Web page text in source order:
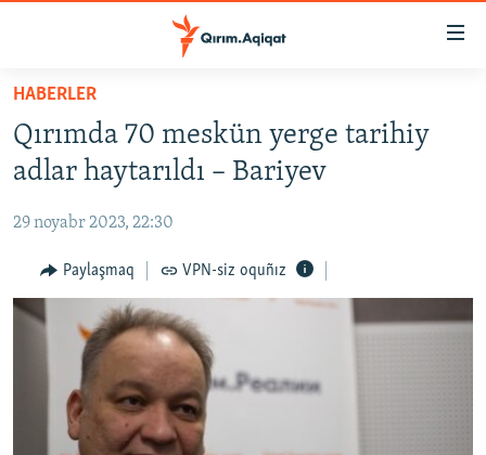
Esas
qaytmaq
Baş
qaytmaq
qaytmaq
HABERLER
SİYASET
İQTİSADİYAT
CEMİYET
MEDENİYET
İNSAN AQLARI
SÜRET
BLOGLAR
HABERLER
Qırımda 70 meskün yerge tarihiy
adlar haytarıldı – Bariyev
29 noyabr 2023, 22:30
Paylaşmaq VPN-siz oquñız